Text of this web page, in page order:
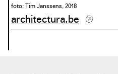
foto: Tim Janssens, 2018
architectura.be